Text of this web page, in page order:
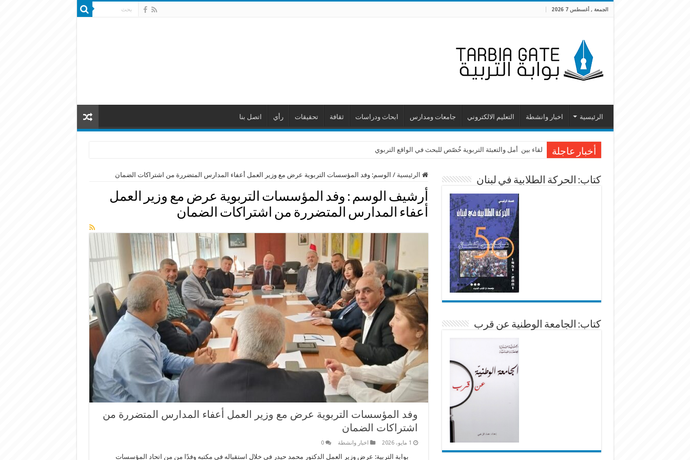
الجمعة , أغسطس 7 2026
الرئيسية اخبار وانشطة التعليم الالكتروني جامعات ومدارس ابحاث ودراسات ثقافة تحقيقات رأي اتصل بنا
أخبار عاجلة لقاء بين أمل والتعبئة التربوية خُصّص للبحث في الواقع التربوي
الرئيسية / الوسم:وفد المؤسسات التربوية عرض مع وزير العمل أعفاء المدارس المتضررة من اشتراكات الضمان
أرشيف الوسم : وفد المؤسسات التربوية عرض مع وزير العمل
أعفاء المدارس المتضررة من اشتراكات الضمان
وفد المؤسسات التربوية عرض مع وزير العمل أعفاء المدارس المتضررة من
اشتراكات الضمان
1 مايو، 2026 اخبار وانشطة 0
بوابة التربية: عرض وزير العمل الدكتور محمد حيدر في خلال استقباله في مكتبه وفدًا من من اتحاد المؤسسات
كتاب: الحركة الطلابية في لبنان
كتاب: الجامعة الوطنية عن قرب